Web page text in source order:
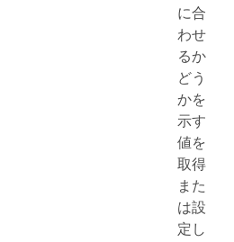
に合
わせ
るか
どう
かを
示す
値を
取得
また
は設
定し